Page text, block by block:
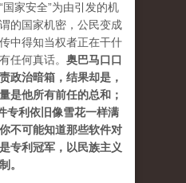
家安全”为由引发的机
的国家机密，公民变成
中得知当权者正在干什
任何真话。 奥巴马口口
政治暗箱，结果却是，
是他所有前任的总和；
专利依旧像雪花一样满
不可能知道那些软件对
专利冠军，以民族主义
。